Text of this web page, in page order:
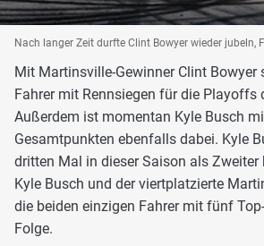
Nach langer Zeit durfte Clint Bowyer wieder jubeln,
Mit Martinsville-Gewinner Clint Bowyer
Fahrer mit Rennsiegen für die Playoffs
Außerdem ist momentan Kyle Busch
Gesamtpunkten ebenfalls dabei. Kyle
dritten Mal in dieser Saison als Zweiter
Kyle Busch und der viertplatzierte
die beiden einzigen Fahrer mit fünf
Folge.